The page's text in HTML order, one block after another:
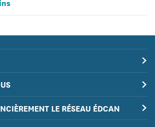
LE RÉSEAU ÉDCAN